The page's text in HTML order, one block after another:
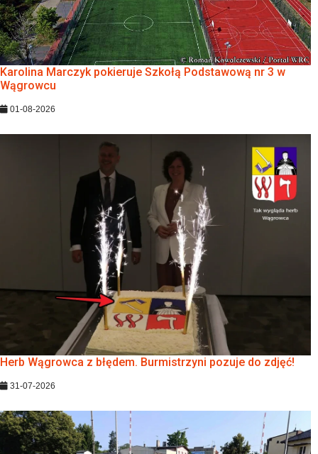
Karolina Marczyk pokieruje Szkołą Podstawową nr 3 w
Wągrowcu
01-08-2026
Herb Wągrowca z błędem. Burmistrzyni pozuje do zdjęć!
31-07-2026